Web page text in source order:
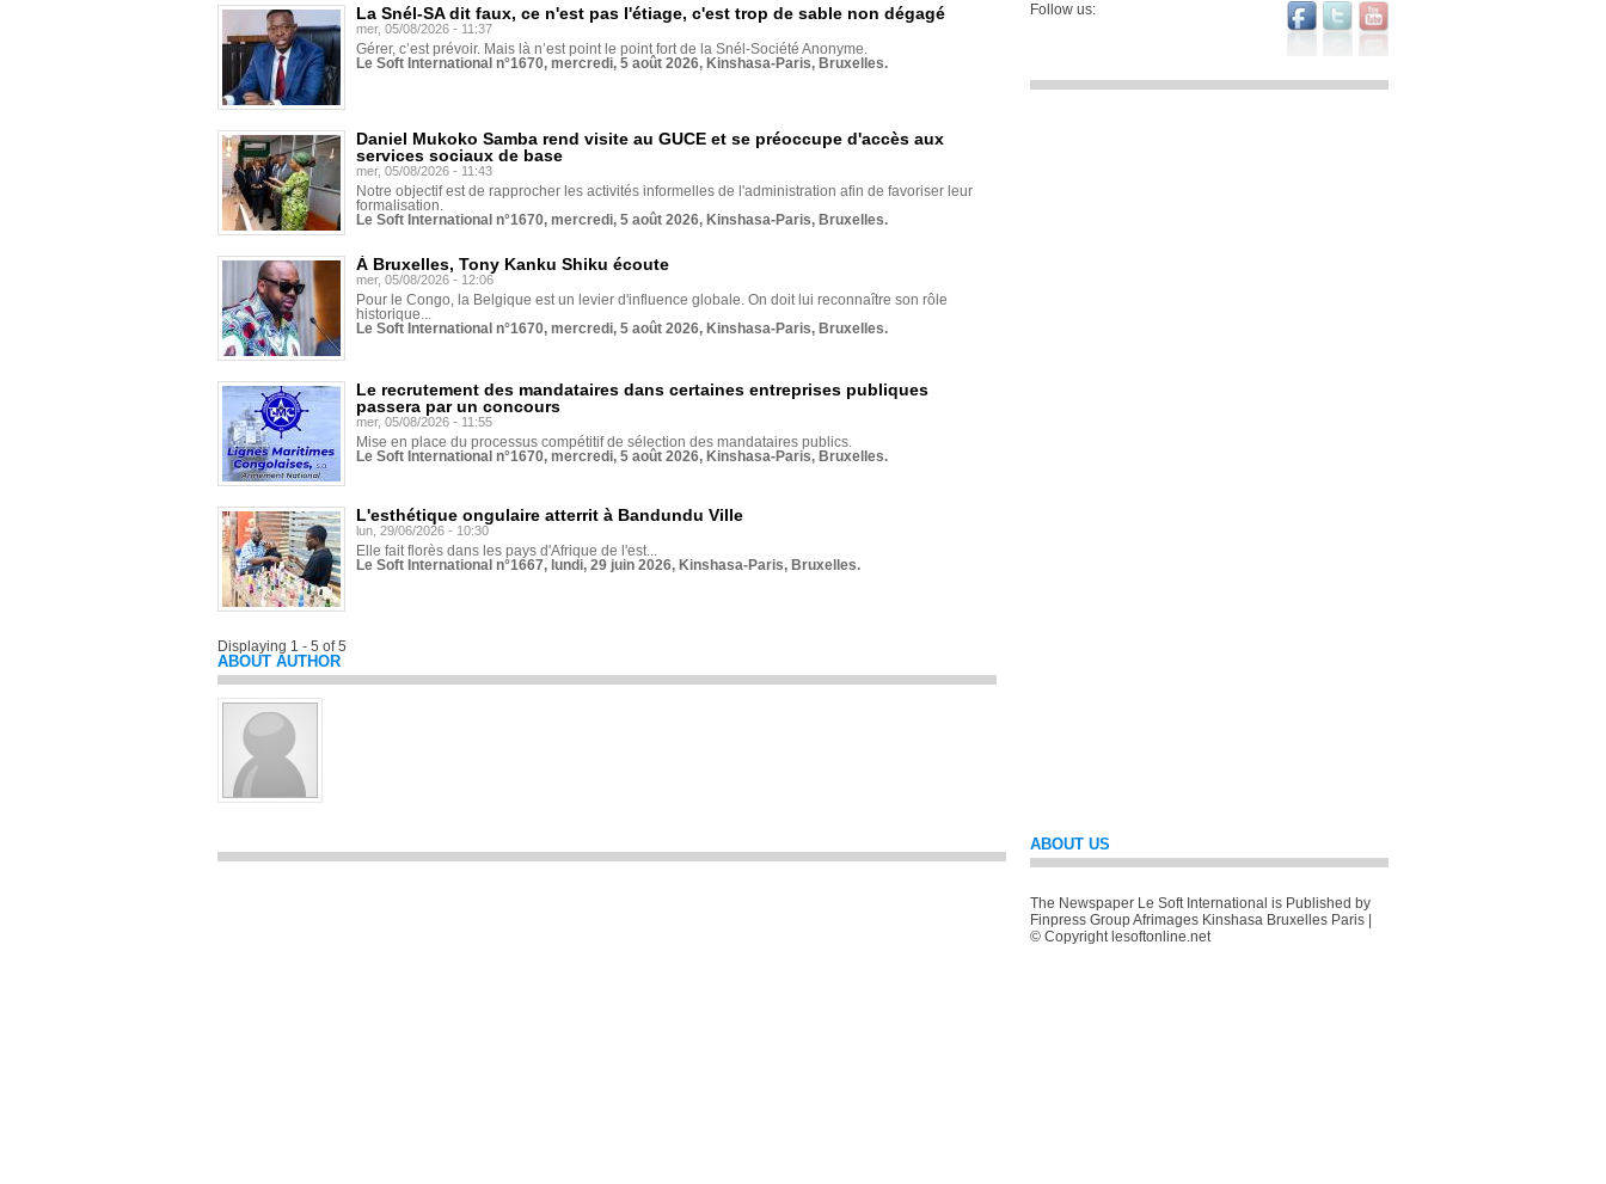
La Snél-SA dit faux, ce n'est pas l'étiage, c'est trop de sable non dégagé
mer, 05/08/2026 - 11:37
Gérer, c’est prévoir. Mais là n’est point le point fort de la Snél-Société Anonyme.
Le Soft International n°1670, mercredi, 5 août 2026, Kinshasa-Paris, Bruxelles.
Daniel Mukoko Samba rend visite au GUCE et se préoccupe d'accès aux
services sociaux de base
mer, 05/08/2026 - 11:43
Notre objectif est de rapprocher les activités informelles de l'administration afin de favoriser leur
formalisation.
Le Soft International n°1670, mercredi, 5 août 2026, Kinshasa-Paris, Bruxelles.
À Bruxelles, Tony Kanku Shiku écoute
mer, 05/08/2026 - 12:06
Pour le Congo, la Belgique est un levier d'influence globale. On doit lui reconnaître son rôle
historique...
Le Soft International n°1670, mercredi, 5 août 2026, Kinshasa-Paris, Bruxelles.
Le recrutement des mandataires dans certaines entreprises publiques
passera par un concours
mer, 05/08/2026 - 11:55
Mise en place du processus compétitif de sélection des mandataires publics.
Le Soft International n°1670, mercredi, 5 août 2026, Kinshasa-Paris, Bruxelles.
L'esthétique ongulaire atterrit à Bandundu Ville
lun, 29/06/2026 - 10:30
Elle fait florès dans les pays d'Afrique de l'est...
Le Soft International n°1667, lundi, 29 juin 2026, Kinshasa-Paris, Bruxelles.
Displaying 1 - 5 of 5
ABOUT AUTHOR
Follow us:
ABOUT US
The Newspaper Le Soft International is Published by
Finpress Group Afrimages Kinshasa Bruxelles Paris |
© Copyright lesoftonline.net